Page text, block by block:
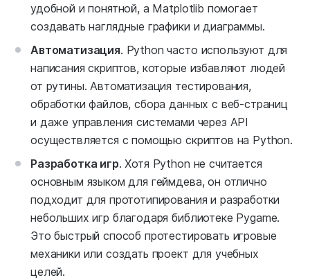
удобной и понятной, а Matplotlib помогает
создавать наглядные графики и диаграммы.
Автоматизация. Python часто используют для
написания скриптов, которые избавляют людей
от рутины. Автоматизация тестирования,
обработки файлов, сбора данных с веб-страниц
и даже управления системами через API
осуществляется с помощью скриптов на Python.
Разработка игр. Хотя Python не считается
основным языком для геймдева, он отлично
подходит для прототипирования и разработки
небольших игр благодаря библиотеке Pygame.
Это быстрый способ протестировать игровые
механики или создать проект для учебных
целей.